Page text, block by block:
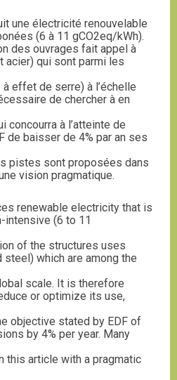
une électricité renouvelable
(6 à 11 gCO2eq/kWh).
des ouvrages fait appel à
acier) qui sont parmi les
effet de serre) à l’échelle
de chercher à en
concourra à l’atteinte de
de baisser de 4% par an ses
pistes sont proposées dans
vision pragmatique.
renewable electricity that is
intensive (6 to 11
of the structures uses
which are among the
scale. It is therefore
or optimize its use,
objective stated by EDF of
by 4% per year. Many
this article with a pragmatic